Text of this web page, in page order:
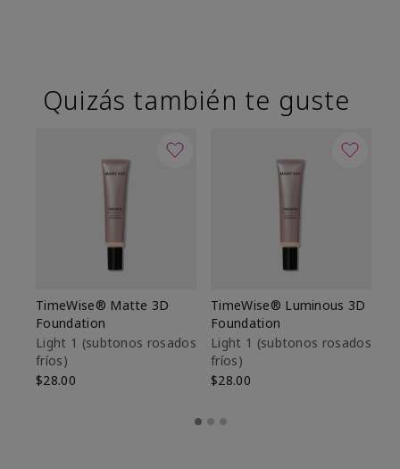
Quizás también te guste
TimeWise® Matte 3D
Foundation
Light 1​ (subtonos rosados
fríos)
$28.00
TimeWise® Luminous 3D
Foundation
Light 1​ (subtonos rosados
fríos)
$28.00